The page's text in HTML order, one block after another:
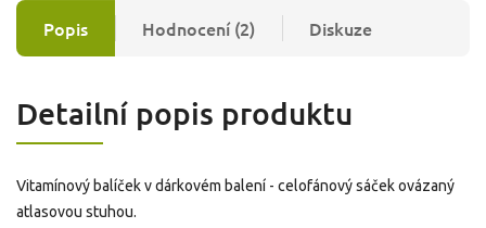
Popis Hodnocení (2) Diskuze
Detailní popis produktu
Vitamínový balíček v dárkovém balení - celofánový sáček ovázaný
atlasovou stuhou.